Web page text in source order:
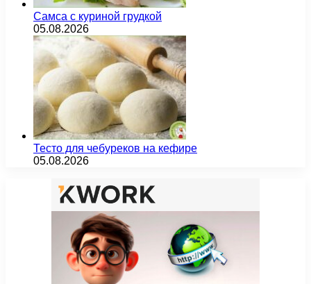
Самса с куриной грудкой
05.08.2026
Тесто для чебуреков на кефире
05.08.2026